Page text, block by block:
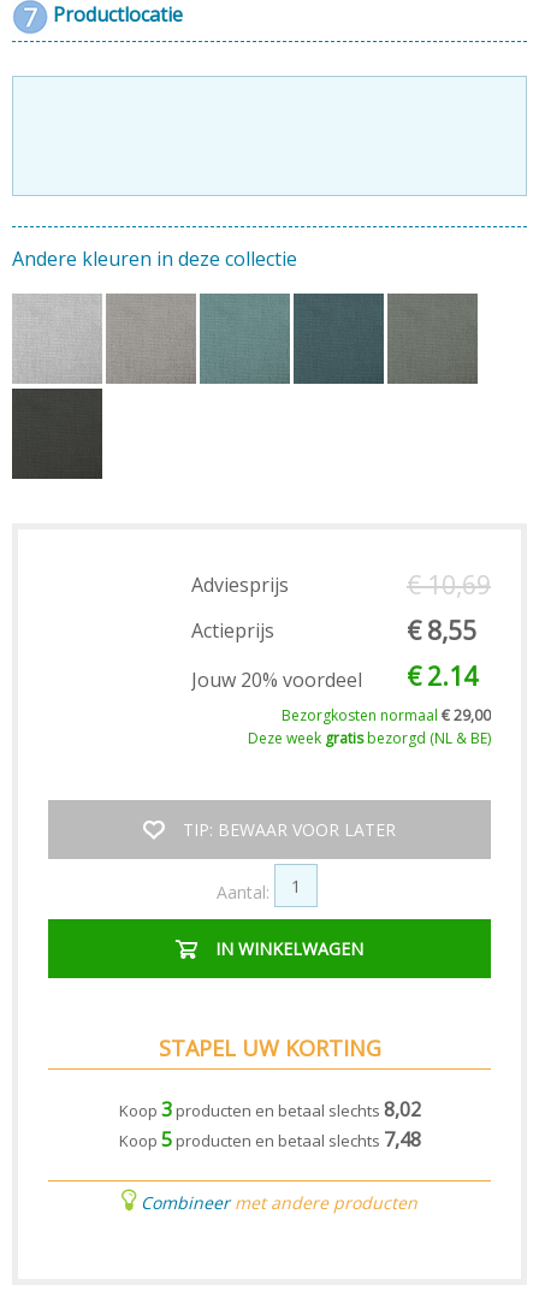
Productlocatie
Andere kleuren in deze collectie
Adviesprijs € 10,69
Actieprijs € 8,55
Jouw 20% voordeel € 2.14
Bezorgkosten normaal € 29,00
Deze week gratisbezorgd (NL & BE)
TIP: BEWAAR VOOR LATER
Aantal:
IN WINKELWAGEN
STAPEL UW KORTING
Koop 3producten en betaal slechts 8,02
Koop 5producten en betaal slechts 7,48
Combineermet andere producten